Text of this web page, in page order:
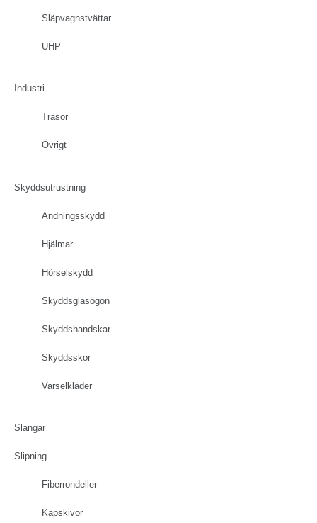
Släpvagnstvättar
UHP
Industri
Trasor
Övrigt
Skyddsutrustning
Andningsskydd
Hjälmar
Hörselskydd
Skyddsglasögon
Skyddshandskar
Skyddsskor
Varselkläder
Slangar
Slipning
Fiberrondeller
Kapskivor